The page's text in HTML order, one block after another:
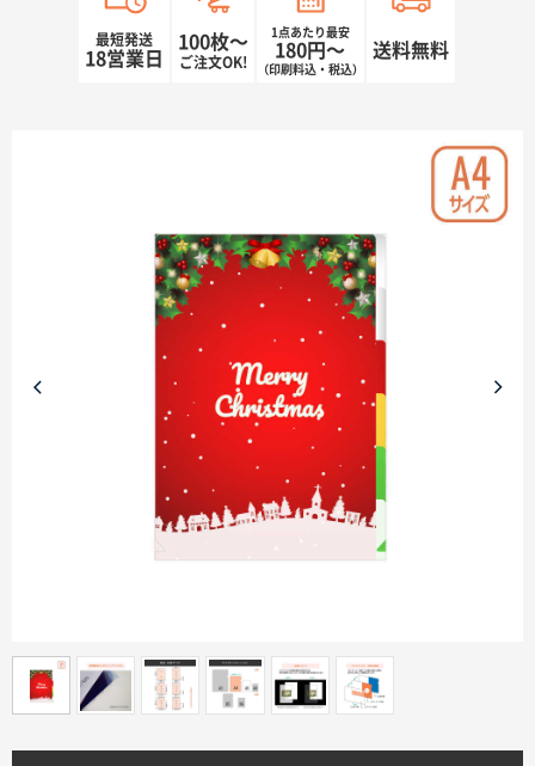
商品カテゴリーから探す
ターゲットから探す
目的・シーンから探す
印刷色から探す
サイトメニュー
最短発送
18営業日
100枚〜
ご注文OK!
1点あたり最安
180円〜
（印刷料込・税込）
送料無料